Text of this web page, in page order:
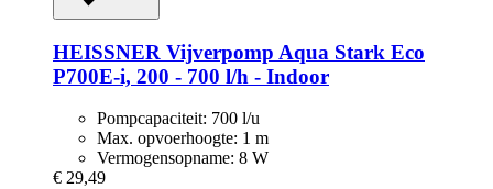
HEISSNER Vijverpomp Aqua Stark Eco
P700E-​i, 200 -​ 700 l/h -​ Indoor
Pompcapaciteit: 700 l/u
Max. opvoerhoogte: 1 m
Vermogensopname: 8 W
€ 29,49